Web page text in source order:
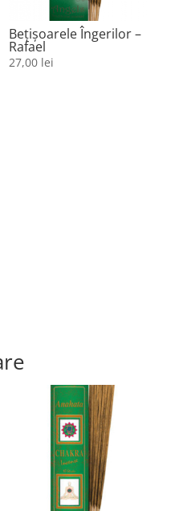
Bețișoarele Îngerilor –
Rafael
27,00 lei